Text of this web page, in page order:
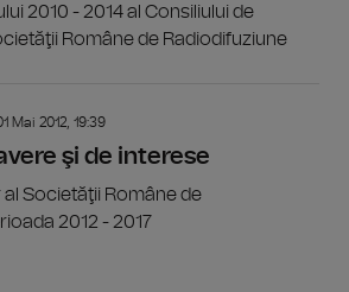
2010 - 2014 al Consiliului de
Române de Radiodifuziune
Mai 2012, 19:39
şi de interese
Societăţii Române de
2012 - 2017